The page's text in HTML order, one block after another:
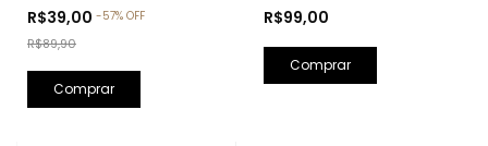
25ml (Ref. Olfativa: Bade'e Al
Oud Amethyst Lattafa)
R$39,00 -57% OFF
R$89,90
R$99,00